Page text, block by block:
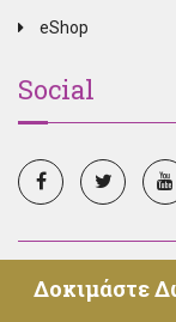
eShop
Social
© Copyright
Δοκιμάστε